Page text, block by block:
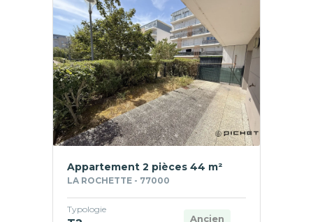
Appartement 2 pièces 44 m²
LA ROCHETTE - 77000
Ancien
Typologie